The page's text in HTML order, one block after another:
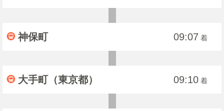
神保町 09:07 着
大手町（東京都） 09:10 着